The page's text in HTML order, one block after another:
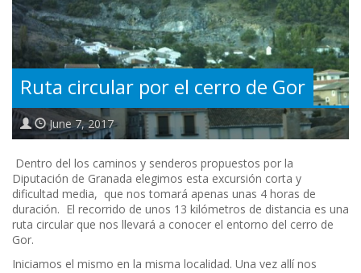
Ruta circular por el cerro de Gor
June 7, 2017
Dentro del los caminos y senderos propuestos por la
Diputación de Granada elegimos esta excursión corta y
dificultad media, que nos tomará apenas unas 4 horas de
duración. El recorrido de unos 13 kilómetros de distancia es una
ruta circular que nos llevará a conocer el entorno del cerro de
Gor.
Iniciamos el mismo en la misma localidad. Una vez allí nos